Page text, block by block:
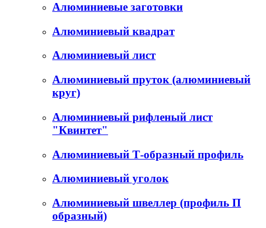
Алюминиевые заготовки
Алюминиевый квадрат
Алюминиевый лист
Алюминиевый пруток (алюминиевый
круг)
Алюминиевый рифленый лист
"Квинтет"
Алюминиевый Т-образный профиль
Алюминиевый уголок
Алюминиевый швеллер (профиль П
образный)